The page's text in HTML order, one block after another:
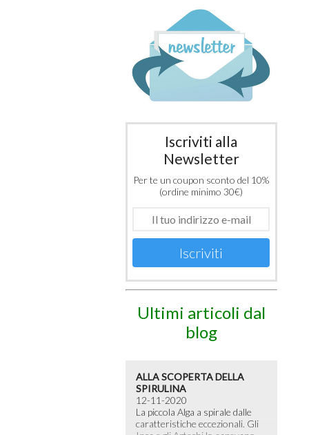
Iscriviti alla
Newsletter
Per te un coupon sconto del 10%
(ordine minimo 30€)
Iscriviti
Ultimi articoli dal
blog
ALLA SCOPERTA DELLA
SPIRULINA
12-11-2020
La piccola Alga a spirale dalle
caratteristiche eccezionali. Gli